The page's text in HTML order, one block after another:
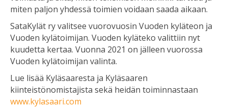
miten paljon yhdessä toimien voidaan saada aikaan.
SataKylät ry valitsee vuorovuosin Vuoden kyläteon ja
Vuoden kylätoimijan. Vuoden kyläteko valittiin nyt
kuudetta kertaa. Vuonna 2021 on jälleen vuorossa
Vuoden kylätoimijan valinta.
Lue lisää Kyläsaaresta ja Kyläsaaren
kiinteistönomistajista sekä heidän toiminnastaan
www.kylasaari.com